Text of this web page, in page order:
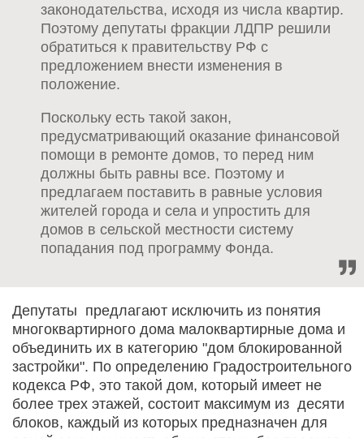
законодательства, исходя из числа квартир.
Поэтому депутаты фракции ЛДПР решили
обратиться к правительству РФ с
предложением внести изменения в
положение.
Поскольку есть такой закон,
предусматривающий оказание финансовой
помощи в ремонте домов, то перед ним
должны быть равны все. Поэтому и
предлагаем поставить в равные условия
жителей города и села и упростить для
домов в сельской местности систему
попадания под программу Фонда.
Депутаты предлагают исключить из понятия
многоквартирного дома малоквартирные дома и
объединить их в категорию "дом блокированной
застройки". По определению Градостроительного
кодекса РФ, это такой дом, который имеет не
более трех этажей, состоит максимум из десяти
блоков, каждый из которых предназначен для